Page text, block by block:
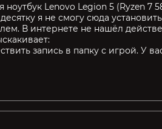
Lenovo Legion 5 (Ryzen 7
я не смогу сюда
В интернете не нашёл
запись в папку с игрой. У